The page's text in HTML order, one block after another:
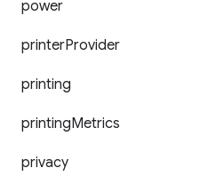
power
printerProvider
printing
printingMetrics
privacy